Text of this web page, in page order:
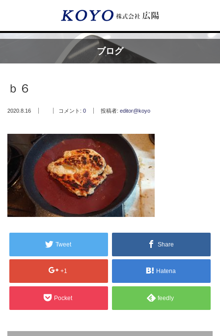
ブログ
ｂ６
2020.8.16 コメント: 0 投稿者: editor@koyo
Tweet Share
+1 Hatena
Pocket feedly
Menu
フッ素樹脂コーティング
フッ素樹脂ベルト
取付工事・メンテナンス
最近の記事
2023.10.20
今まで使用が出来ないとされていた小
型ベルトコンベアでも使用可能なフッ